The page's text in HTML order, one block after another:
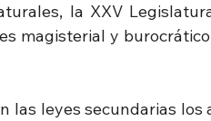
la XXV
magisterial y
las leyes secundarias